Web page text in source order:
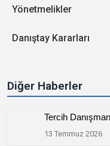
Yönetmelikler
Danıştay Kararları
Diğer Haberler
Tercih
13 Temmuz 2026